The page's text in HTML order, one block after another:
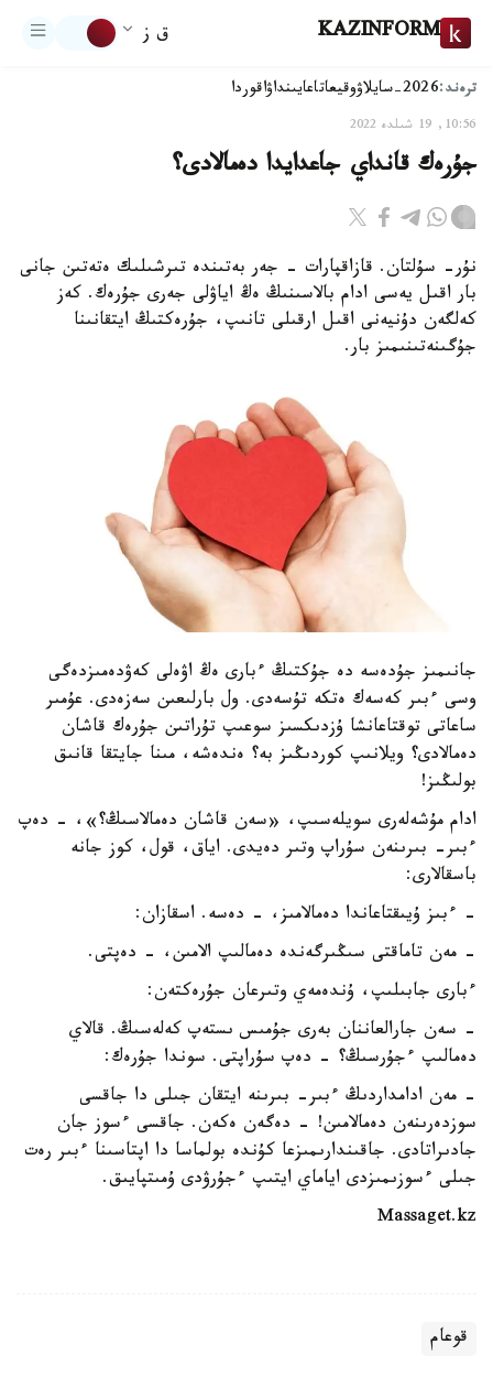
KAZINFORM ق ز
ترەند:2026-سايلاۋ وقيعاتاعايىنداۋاقوردا
10:56, 19 شىلدە 2022
جۇرەك قانداي جاعدايدا دەمالادى؟
نۇر- سۇلتان. قازاقپارات - جەر بەتىندە تىرشىلىك ەتەتىن جانى
بار اقىل يەسى ادام بالاسىنىڭ ەڭ اياۋلى جەرى جۇرەك. كەز
كەلگەن دۇنيەنى اقىل ارقىلى تانىپ، جۇرەكتىڭ ايتقانىنا
جۇگىنەتىنىمىز بار.
جانىمىز جۇدەسە دە جۇكتىڭ ءبارى ەڭ اۋەلى كەۋدەمىزدەگى
وسى ءبىر كەسەك ەتكە تۇسەدى. ول بارلىعىن سەزەدى. عۇمىر
ساعاتى توقتاعانشا ۇزدىكسىز سوعىپ تۇراتىن جۇرەك قاشان
دەمالادى؟ ويلانىپ كوردىڭىز بە؟ ەندەشە، مىنا جايتقا قانىق
بولىڭىز!
ادام مۇشەلەرى سويلەسىپ، «سەن قاشان دەمالاسىڭ؟»، - دەپ
ءبىر- بىرىنەن سۇراپ وتىر دەيدى. اياق، قول، كوز جانە
باسقالارى:
- ءبىز ۇيىقتاعاندا دەمالامىز، - دەسە. اسقازان:
- مەن تاماقتى سىڭىرگەندە دەمالىپ الامىن، - دەپتى.
ءبارى جابىلىپ، ۇندەمەي وتىرعان جۇرەكتەن:
- سەن جارالعاننان بەرى جۇمىس ىستەپ كەلەسىڭ. قالاي
دەمالىپ ءجۇرسىڭ؟ - دەپ سۇراپتى. سوندا جۇرەك:
- مەن ادامداردىڭ ءبىر- بىرىنە ايتقان جىلى دا جاقسى
سوزدەرىنەن دەمالامىن! - دەگەن ەكەن. جاقسى ءسوز جان
جادىراتادى. جاقىندارىمىزعا كۇندە بولماسا دا اپتاسىنا ءبىر رەت
جىلى ءسوزىمىزدى اياماي ايتىپ ءجۇرۋدى ۇمىتپايىق.
Massaget.kz
قوعام